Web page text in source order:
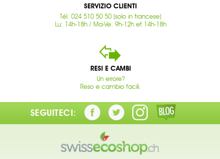
SERVIZIO CLIENTI
Tél. 024 510 50 50 (solo in francese)
Lu: 14h-18h / Ma-Ve: 9h-12h et 14h-18h
RESI E CAMBI
Un errore?
Reso e cambio facili.
SEGUITECI: